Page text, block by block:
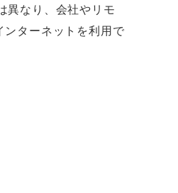
異なり、会社やリモ
ンターネットを利用で